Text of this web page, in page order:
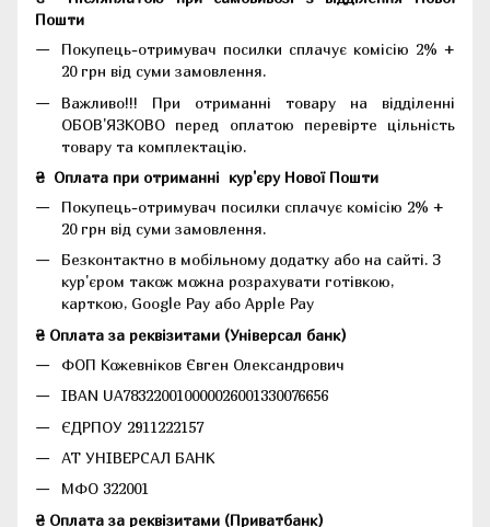
Пошти
Покупець-отримувач посилки сплачує комісію 2% +
20 грн від суми замовлення.
Важливо!!! При отриманні товару на відділенні
ОБОВ'ЯЗКОВО перед оплатою перевірте цільність
товару та комплектацію.
₴ Оплата при отриманні кур'єру Нової Пошти
Покупець-отримувач посилки сплачує комісію 2% +
20 грн від суми замовлення.
Безконтактно в мобільному додатку або на сайті. З
кур'єром також можна розрахувати готівкою,
карткою, Google Pay або Apple Pay
₴ Оплата за реквізитами (Універсал банк)
ФОП Кожевніков Євген Олександрович
IBAN UA783220010000026001330076656
ЄДРПОУ 2911222157
АТ УНІВЕРСАЛ БАНК
МФО 322001
₴ Оплата за реквізитами (Приватбанк)